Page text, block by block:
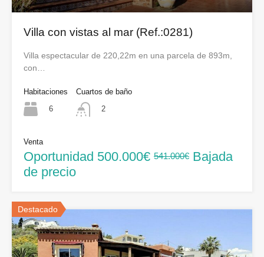
Villa con vistas al mar (Ref.:0281)
Villa espectacular de 220,22m en una parcela de 893m,
con…
Habitaciones
6
Cuartos de baño
2
Venta
Oportunidad 500.000€ 541.000€ Bajada
de precio
Destacado